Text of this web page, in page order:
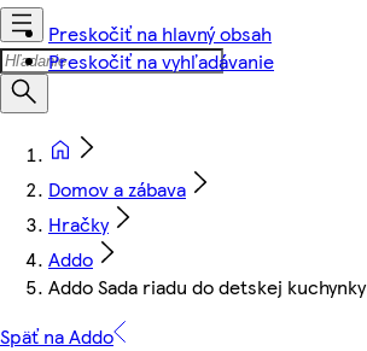
Preskočiť na hlavný obsah
Preskočiť na vyhľadávanie
Domov a zábava
Hračky
Addo
Addo Sada riadu do detskej kuchynky
Späť na Addo